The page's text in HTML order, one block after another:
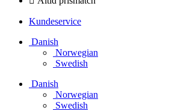
Kundeservice
Danish
Norwegian
Swedish
Danish
Norwegian
Swedish